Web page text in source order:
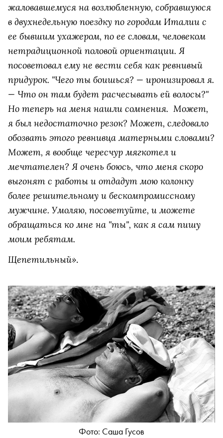
жаловавшемуся на возлюбленную, собравшуюся
в двухнедельную поездку по городам Италии с
ее бывшим ухажером, по ее словам, человеком
нетрадиционной половой ориентации. Я
посоветовал ему не вести себя как ревнивый
придурок. "Чего ты боишься? — иронизировал я.
— Что он там будет расчесывать ей волосы?"
Но теперь на меня нашли сомнения. Может,
я был недостаточно резок? Может, следовало
обозвать этого ревнивца матерными словами?
Может, я вообще чересчур мягкотел и
мечтателен? Я очень боюсь, что меня скоро
выгонят с работы и отдадут мою колонку
более решительному и бескомпромиссному
мужчине. Умоляю, посоветуйте, и можете
обращаться ко мне на "ты", как я сам пишу
моим ребятам.
Щепетильный».
Фото: Саша Гусов